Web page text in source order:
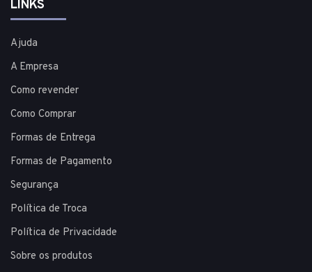
LINKS
Ajuda
A Empresa
Como revender
Como Comprar
Formas de Entrega
Formas de Pagamento
Segurança
Política de Troca
Política de Privacidade
Sobre os produtos